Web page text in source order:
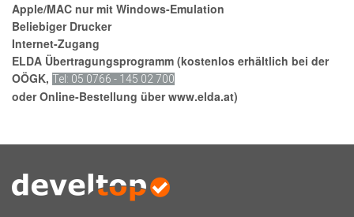
Apple/MAC nur mit Windows-Emulation
Beliebiger Drucker
Internet-Zugang
ELDA Übertragungsprogramm (kostenlos erhältlich bei der
OÖGK, Tel: 05 0766 - 145 02 700
oder Online-Bestellung überwww.elda.at)